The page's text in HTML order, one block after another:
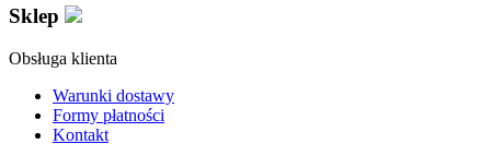
Sklep
Obsługa klienta
Warunki dostawy
Formy płatności
Kontakt